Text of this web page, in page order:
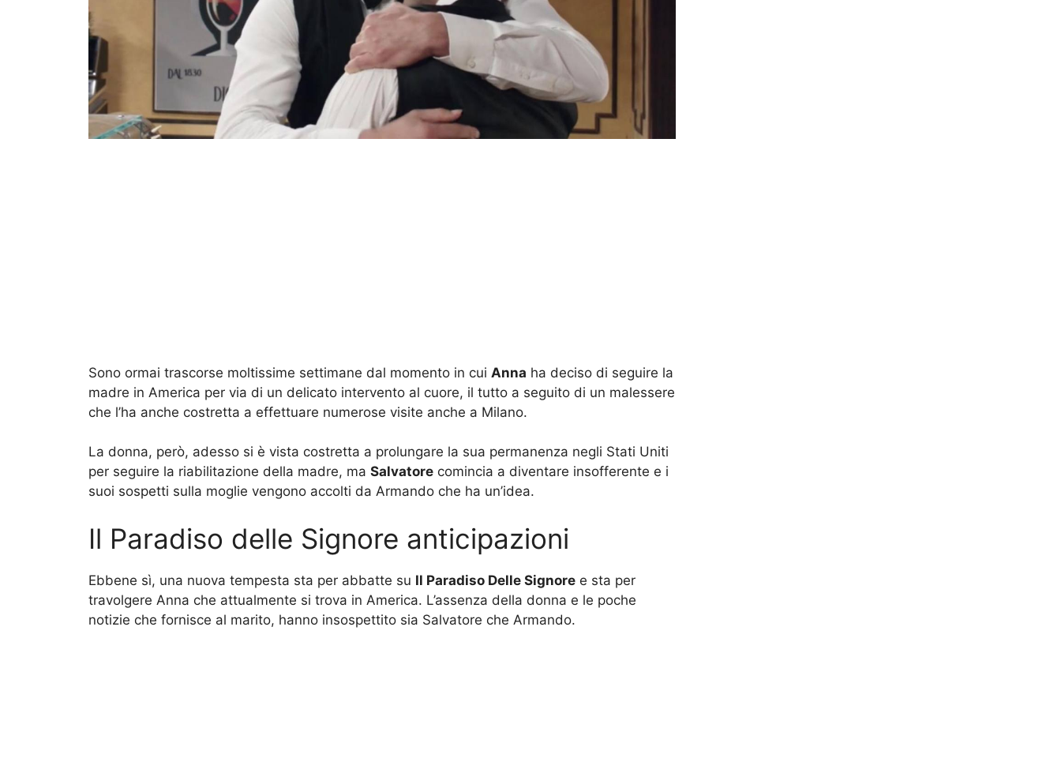
Sono ormai trascorse moltissime settimane dal momento in cui Anna ha deciso di seguire la
madre in America per via di un delicato intervento al cuore, il tutto a seguito di un malessere
che l’ha anche costretta a effettuare numerose visite anche a Milano.
La donna, però, adesso si è vista costretta a prolungare la sua permanenza negli Stati Uniti
per seguire la riabilitazione della madre, ma Salvatore comincia a diventare insofferente e i
suoi sospetti sulla moglie vengono accolti da Armando che ha un’idea.
Il Paradiso delle Signore anticipazioni
Ebbene sì, una nuova tempesta sta per abbatte su Il Paradiso Delle Signore e sta per
travolgere Anna che attualmente si trova in America. L’assenza della donna e le poche
notizie che fornisce al marito, hanno insospettito sia Salvatore che Armando.